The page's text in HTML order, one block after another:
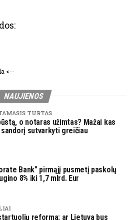
<--
NAUJIENOS
TURTAS
o notaras užimtas? Mažai kas
sandorį sutvarkyti greičiau
Bank” pirmąjį pusmetį paskolų
8% iki 1,7 mlrd. Eur
reforma: ar Lietuva bus